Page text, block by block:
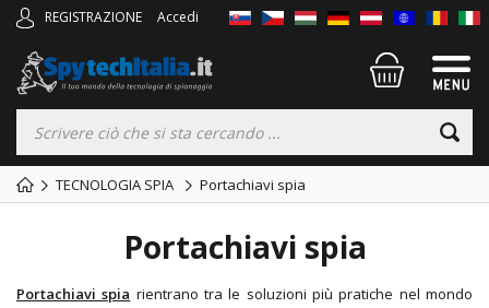
REGISTRAZIONE Accedi
TECNOLOGIA SPIA Portachiavi spia
Portachiavi spia
Portachiavi spia rientrano tra le soluzioni più pratiche nel mondo